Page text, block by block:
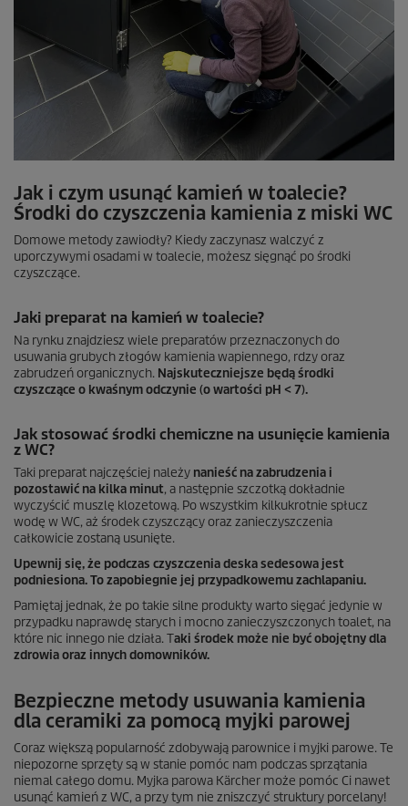
Jak i czym usunąć kamień w toalecie?
Środki do czyszczenia kamienia z miski WC
Domowe metody zawiodły? Kiedy zaczynasz walczyć z
uporczywymi osadami w toalecie, możesz sięgnąć po środki
czyszczące.
Jaki preparat na kamień w toalecie?
Na rynku znajdziesz wiele preparatów przeznaczonych do
usuwania grubych złogów kamienia wapiennego, rdzy oraz
zabrudzeń organicznych. Najskuteczniejsze będą środki
czyszczące o kwaśnym odczynie (o wartości pH < 7).
Jak stosować środki chemiczne na usunięcie kamienia
z WC?
Taki preparat najczęściej należy nanieść na zabrudzenia i
pozostawić na kilka minut, a następnie szczotką dokładnie
wyczyścić muszlę klozetową. Po wszystkim kilkukrotnie spłucz
wodę w WC, aż środek czyszczący oraz zanieczyszczenia
całkowicie zostaną usunięte.
Upewnij się, że podczas czyszczenia deska sedesowa jest
podniesiona. To zapobiegnie jej przypadkowemu zachlapaniu.
Pamiętaj jednak, że po takie silne produkty warto sięgać jedynie w
przypadku naprawdę starych i mocno zanieczyszczonych toalet, na
które nic innego nie działa. Taki środek może nie być obojętny dla
zdrowia oraz innych domowników.
Bezpieczne metody usuwania kamienia
dla ceramiki za pomocą myjki parowej
Coraz większą popularność zdobywają parownice i myjki parowe. Te
niepozorne sprzęty są w stanie pomóc nam podczas sprzątania
niemal całego domu. Myjka parowa Kärcher może pomóc Ci nawet
usunąć kamień z WC, a przy tym nie zniszczyć struktury porcelany!